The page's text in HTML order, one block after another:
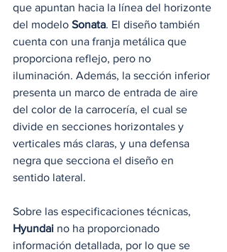
que apuntan hacia la línea del horizonte
del modelo Sonata. El diseño también
cuenta con una franja metálica que
proporciona reflejo, pero no
iluminación. Además, la sección inferior
presenta un marco de entrada de aire
del color de la carrocería, el cual se
divide en secciones horizontales y
verticales más claras, y una defensa
negra que secciona el diseño en
sentido lateral.
Sobre las especificaciones técnicas,
Hyundai no ha proporcionado
información detallada, por lo que se